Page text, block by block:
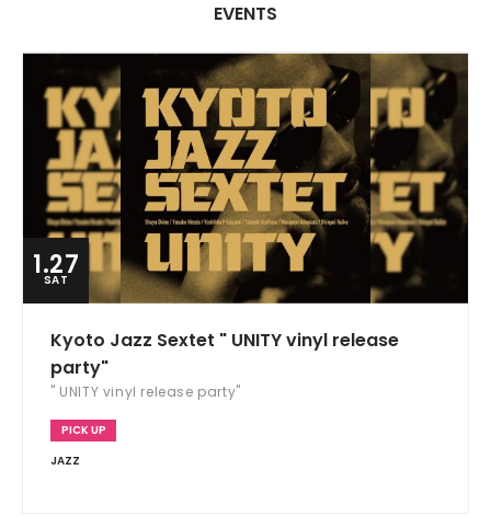
EVENTS
1.27
SAT
Kyoto Jazz Sextet " UNITY vinyl release
party"
" UNITY vinyl release party"
PICK UP
JAZZ